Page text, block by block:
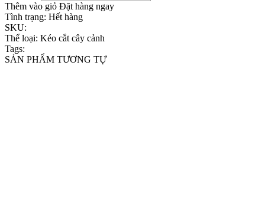
Thêm vào giỏ Đặt hàng ngay
Tình trạng: Hết hàng
SKU:
Thể loại: Kéo cắt cây cảnh
Tags:
SẢN PHẨM TƯƠNG TỰ